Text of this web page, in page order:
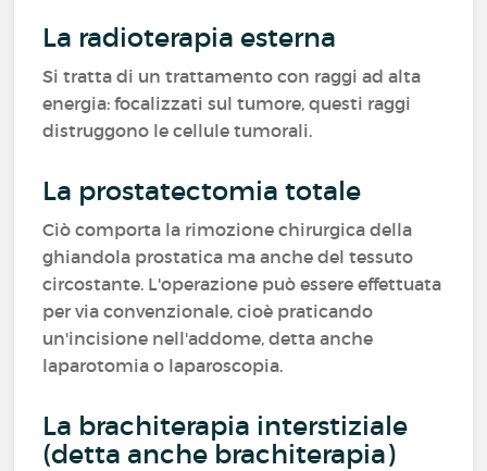
La radioterapia esterna
Si tratta di un trattamento con raggi ad alta
energia: focalizzati sul tumore, questi raggi
distruggono le cellule tumorali.
La prostatectomia totale
Ciò comporta la rimozione chirurgica della
ghiandola prostatica ma anche del tessuto
circostante. L'operazione può essere effettuata
per via convenzionale, cioè praticando
un'incisione nell'addome, detta anche
laparotomia o laparoscopia.
La brachiterapia interstiziale
(detta anche brachiterapia)